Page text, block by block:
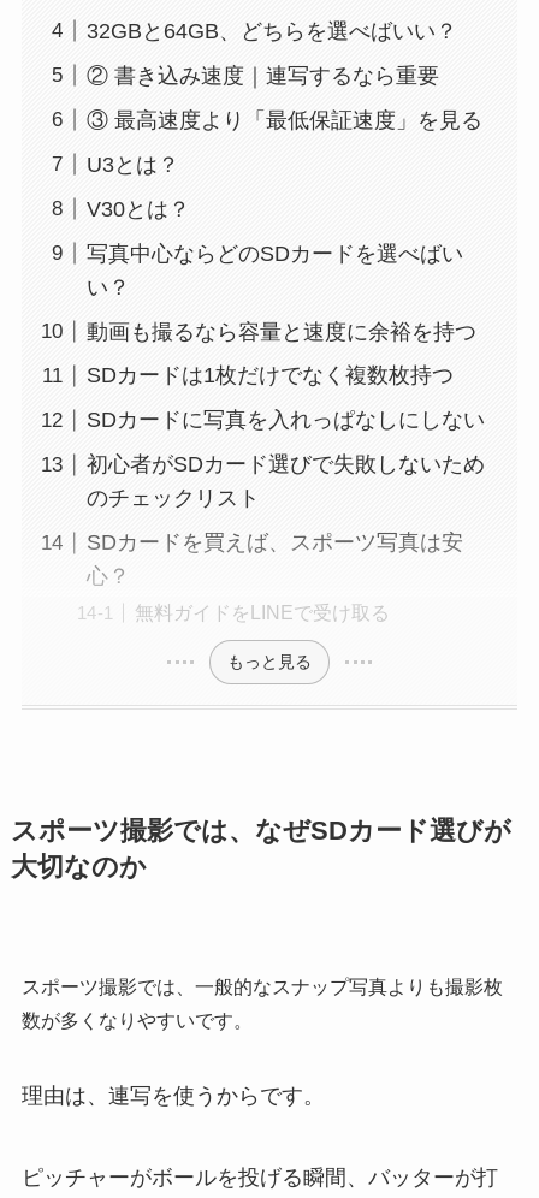
32GBと64GB、どちらを選べばいい？
② 書き込み速度｜連写するなら重要
③ 最高速度より「最低保証速度」を見る
U3とは？
V30とは？
写真中心ならどのSDカードを選べばい
い？
動画も撮るなら容量と速度に余裕を持つ
SDカードは1枚だけでなく複数枚持つ
SDカードに写真を入れっぱなしにしない
初心者がSDカード選びで失敗しないため
のチェックリスト
SDカードを買えば、スポーツ写真は安
心？
無料ガイドをLINEで受け取る
もっと見る
スポーツ撮影では、なぜSDカード選びが
大切なのか
スポーツ撮影では、一般的なスナップ写真よりも撮影枚
数が多くなりやすいです。
理由は、連写を使うからです。
ピッチャーがボールを投げる瞬間、バッターが打